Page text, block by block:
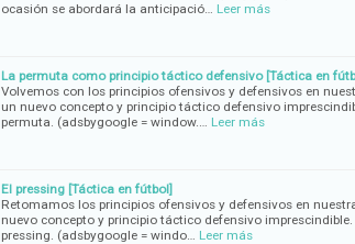
ocasión se abordará la anticipació… Leer más
La permuta como principio táctico defensivo [Táctica en
Volvemos con los principios ofensivos y defensivos en
un nuevo concepto y principio táctico defensivo
permuta. (adsbygoogle = window.… Leer más
El pressing [Táctica en fútbol]
Retomamos los principios ofensivos y defensivos en
nuevo concepto y principio táctico defensivo
pressing. (adsbygoogle = windo… Leer más